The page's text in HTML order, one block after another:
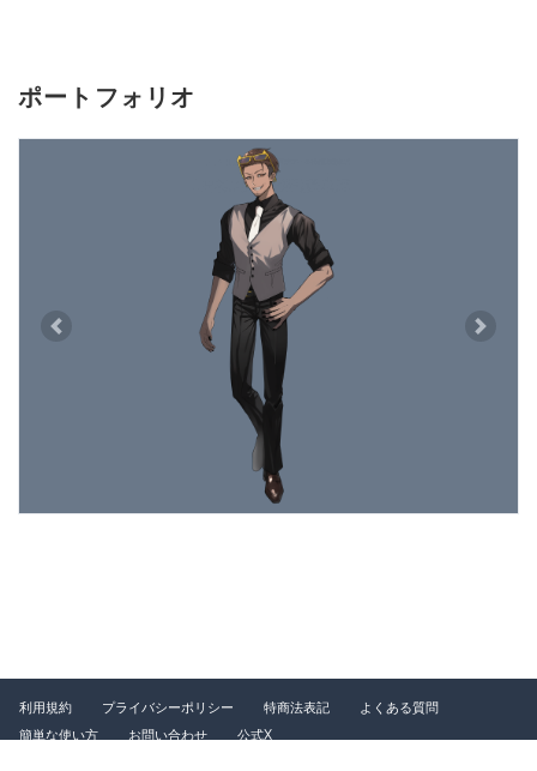
ポートフォリオ
Previous Next
利用規約 プライバシーポリシー 特商法表記
よくある質問
簡単な使い方
お問い合わせ 公式X